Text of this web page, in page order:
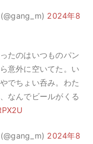
2024年8
たのはいつものパン
意外に空いてた。い
でちょい呑み。わた
なんでビールがくる
2024年8